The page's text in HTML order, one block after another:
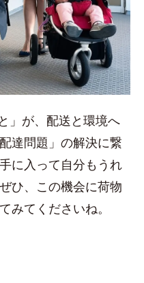
」が、配送と環境へ
達問題」の解決に繋
に入って自分もうれ
ひ、この機会に荷物
みてくださいね。